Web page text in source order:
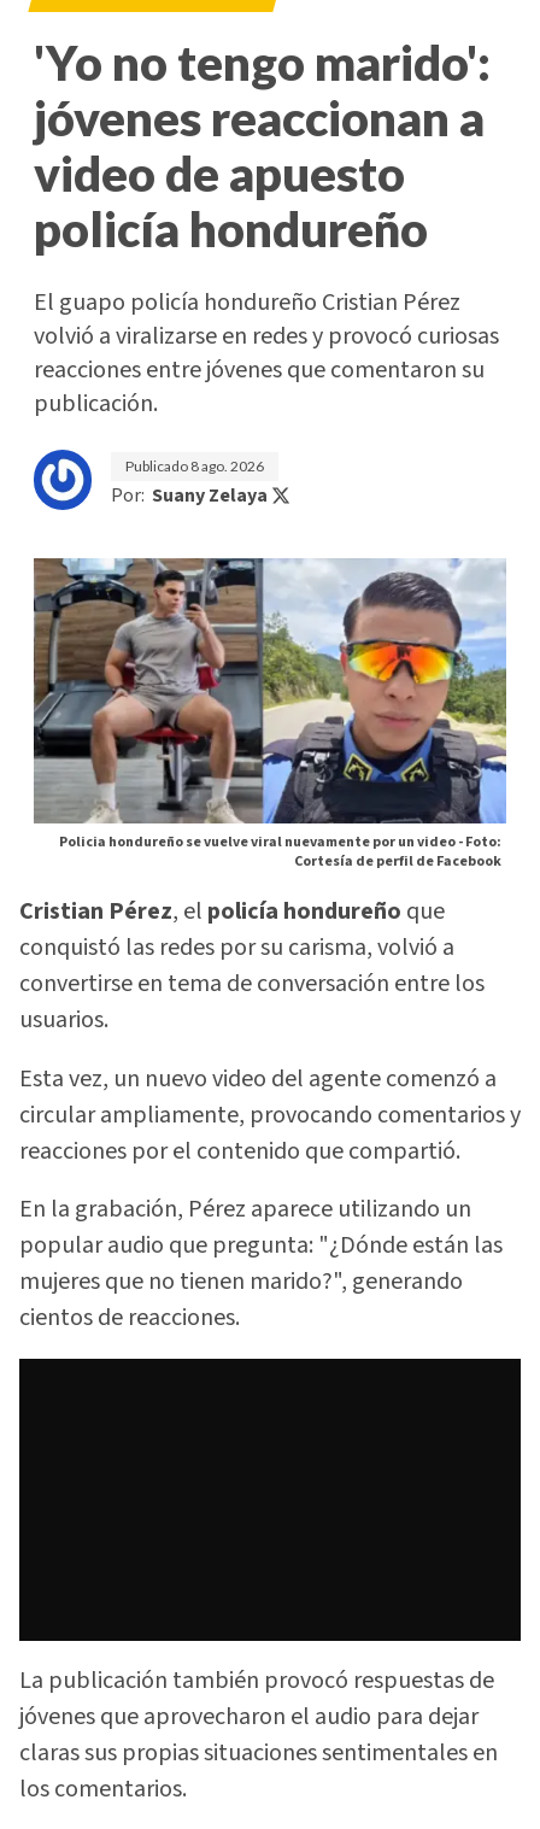
'Yo no tengo marido':
jóvenes reaccionan a
video de apuesto
policía hondureño
El guapo policía hondureño Cristian Pérez
volvió a viralizarse en redes y provocó curiosas
reacciones entre jóvenes que comentaron su
publicación.
Publicado 8 ago. 2026
Por: Suany Zelaya
Policia hondureño se vuelve viral nuevamente por un video -Foto:
Cortesía de perfil de Facebook
Cristian Pérez, el policía hondureño que
conquistó las redes por su carisma, volvió a
convertirse en tema de conversación entre los
usuarios.
Esta vez, un nuevo video del agente comenzó a
circular ampliamente, provocando comentarios y
reacciones por el contenido que compartió.
En la grabación, Pérez aparece utilizando un
popular audio que pregunta: "¿Dónde están las
mujeres que no tienen marido?", generando
cientos de reacciones.
La publicación también provocó respuestas de
jóvenes que aprovecharon el audio para dejar
claras sus propias situaciones sentimentales en
los comentarios.